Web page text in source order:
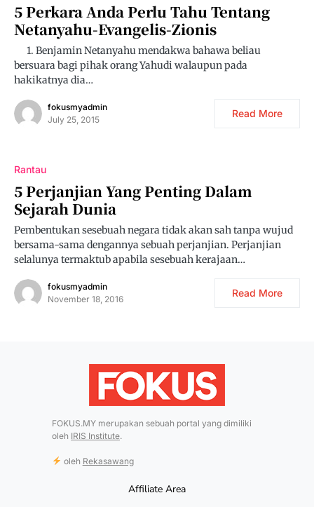
5 Perkara Anda Perlu Tahu Tentang
Netanyahu-Evangelis-Zionis
1. Benjamin Netanyahu mendakwa bahawa beliau
bersuara bagi pihak orang Yahudi walaupun pada
hakikatnya dia…
fokusmyadmin
July 25, 2015
Read More
Rantau
5 Perjanjian Yang Penting Dalam
Sejarah Dunia
Pembentukan sesebuah negara tidak akan sah tanpa wujud
bersama-sama dengannya sebuah perjanjian. Perjanjian
selalunya termaktub apabila sesebuah kerajaan…
fokusmyadmin
November 18, 2016
Read More
FOKUS.MY merupakan sebuah portal yang dimiliki
oleh IRIS Institute.
oleh Rekasawang
Affiliate Area